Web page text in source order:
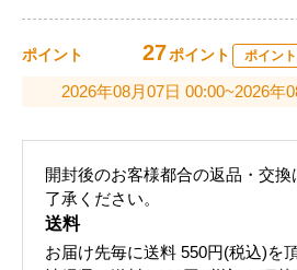
ポイント 27ポイント ポイン
2026年08月07日 00:00~2026年
開封後のお客様都合の返品・交
了承ください。
送料
お届け先毎に送料 550円(税込)を